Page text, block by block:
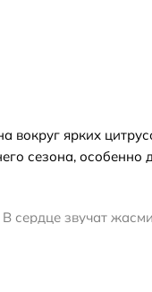
ярких
сезона, особенно
сердце звучат